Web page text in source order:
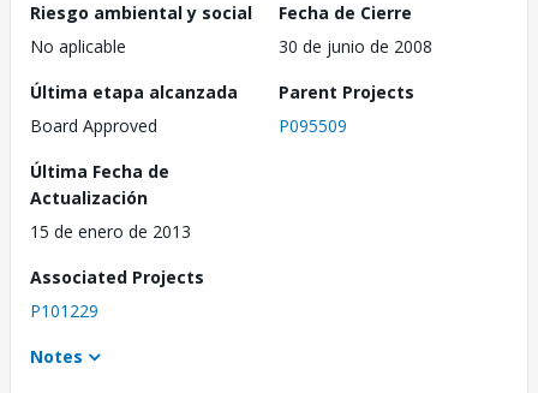
Riesgo ambiental y social
No aplicable
Fecha de Cierre
30 de junio de 2008
Última etapa alcanzada
Board Approved
Parent Projects
P095509
Última Fecha de
Actualización
15 de enero de 2013
Associated Projects
P101229
Notes